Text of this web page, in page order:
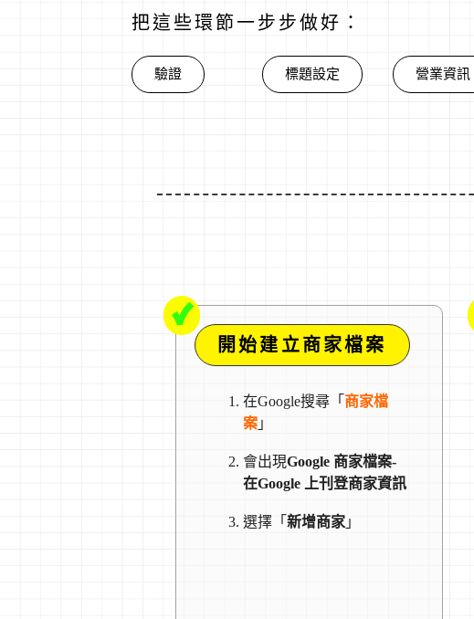
把這些環節一步步做好：
驗證 標題設定 營業資訊
✓
開始建立商家檔案
在Google搜尋「 商家檔
案」
會出現Google 商家檔案-
在Google 上刊登商家資訊
選擇「 新增商家」